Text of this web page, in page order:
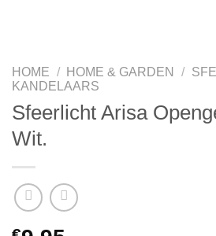
HOME / HOME & GARDEN /
KANDELAARS
Sfeerlicht Arisa
Wit.